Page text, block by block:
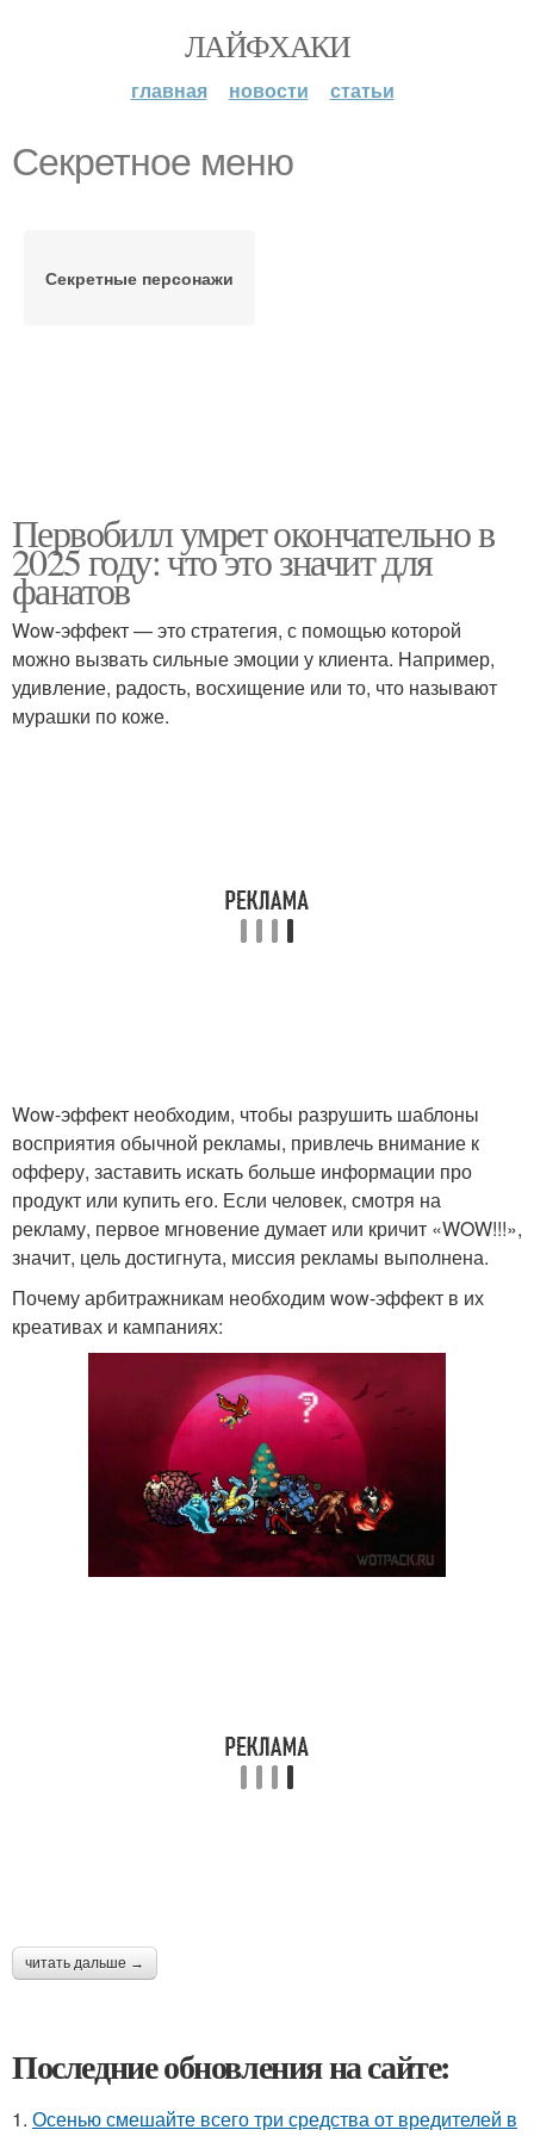
ЛАЙФХАКИ
главная новости статьи
Секретное меню
Секретные персонажи
Первобилл умрет окончательно в
2025 году: что это значит для
фанатов
Wow-эффект — это стратегия, с помощью которой
можно вызвать сильные эмоции у клиента. Например,
удивление, радость, восхищение или то, что называют
мурашки по коже.
Wow-эффект необходим, чтобы разрушить шаблоны
восприятия обычной рекламы, привлечь внимание к
офферу, заставить искать больше информации про
продукт или купить его. Если человек, смотря на
рекламу, первое мгновение думает или кричит «WOW!!!»,
значит, цель достигнута, миссия рекламы выполнена.
Почему арбитражникам необходим wow-эффект в их
креативах и кампаниях:
читать дальше →
Последние обновления на сайте:
1. Осенью смешайте всего три средства от вредителей в